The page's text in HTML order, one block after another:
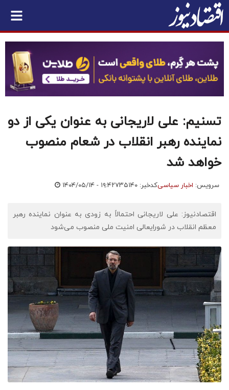
تسنیم: علی لاریجانی به عنوان یکی از دو
نماینده رهبر انقلاب در شعام منصوب
خواهد شد
سرویس: اخبار سیاسیکدخبر: ۷۳۵۱۴۰ ۱۴۰۴/۰۵/۱۴ - ۱۹:۴۲
اقتصادنیوز: علی لاریجانی احتمالاً به زودی به عنوان نماینده رهبر
معظم انقلاب در شورایعالی امنیت ملی منصوب می‌شود